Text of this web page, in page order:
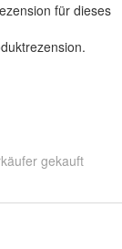
für dieses
.
gekauft